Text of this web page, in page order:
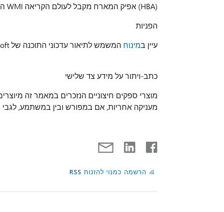
(HBA) אפיק המארח מקבל לעולם הקריאה WMI המתאים.
הפניות
עיין במינוח המשמש לתיאור עדכוני התוכנה של Microsoft.
כתב-ויתור על מידע צד שלישי
מעניקה אחריות, אם במפורש ובין במשתמע, לגבי
הרשמה כמנוי להזנות RSS